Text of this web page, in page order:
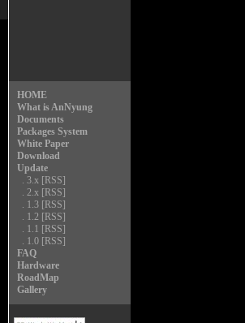
HOME
What is AnNyung
Documents
Packages System
White Paper
Download
Update
. 3.x [RSS]
. 2.x [RSS]
. 1.3 [RSS]
. 1.2 [RSS]
. 1.1 [RSS]
. 1.0 [RSS]
FAQ
Hardware
RoadMap
Gallery